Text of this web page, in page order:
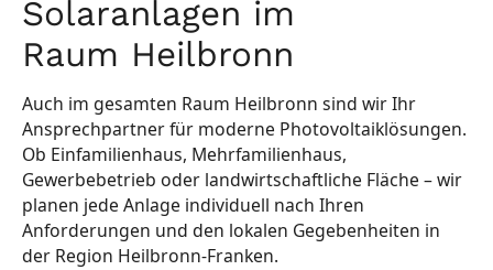
Solaranlagen im
Raum Heilbronn
Auch im gesamten Raum Heilbronn sind wir Ihr
Ansprechpartner für moderne Photovoltaiklösungen.
Ob Einfamilienhaus, Mehrfamilienhaus,
Gewerbebetrieb oder landwirtschaftliche Fläche – wir
planen jede Anlage individuell nach Ihren
Anforderungen und den lokalen Gegebenheiten in
der Region Heilbronn-Franken.